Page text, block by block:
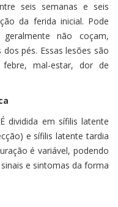
seis semanas e seis
da ferida inicial. Pode
não coçam,
pés. Essas lesões são
mal-estar, dor de
dividida em sífilis latente
e sífilis latente tardia
é variável, podendo
e sintomas da forma